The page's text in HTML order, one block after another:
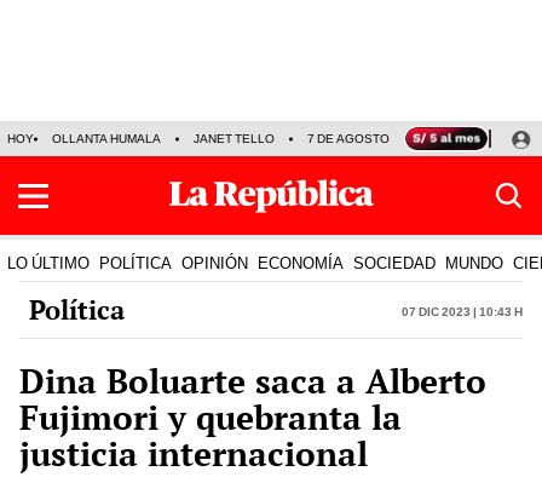
HOY OLLANTA HUMALA JANET TELLO 7 DE AGOSTO TINKA RESULTADOS
LO ÚLTIMO POLÍTICA OPINIÓN ECONOMÍA SOCIEDAD MUNDO
Política 07 Dic 2023 | 10:43 h
Dina Boluarte saca a Alberto
Fujimori y quebranta la
justicia internacional